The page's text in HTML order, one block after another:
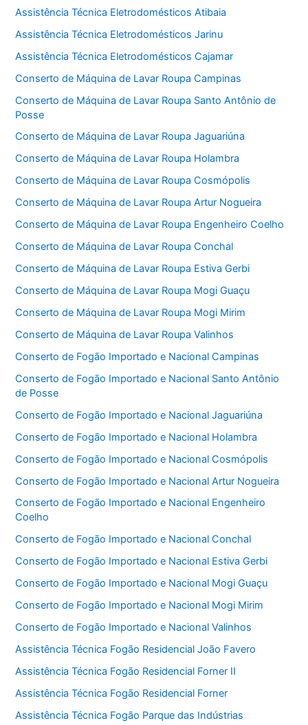
Assistência Técnica Eletrodomésticos Atibaia
Assistência Técnica Eletrodomésticos Jarinu
Assistência Técnica Eletrodomésticos Cajamar
Conserto de Máquina de Lavar Roupa Campinas
Conserto de Máquina de Lavar Roupa Santo Antônio de
Posse
Conserto de Máquina de Lavar Roupa Jaguariúna
Conserto de Máquina de Lavar Roupa Holambra
Conserto de Máquina de Lavar Roupa Cosmópolis
Conserto de Máquina de Lavar Roupa Artur Nogueira
Conserto de Máquina de Lavar Roupa Engenheiro Coelho
Conserto de Máquina de Lavar Roupa Conchal
Conserto de Máquina de Lavar Roupa Estiva Gerbi
Conserto de Máquina de Lavar Roupa Mogi Guaçu
Conserto de Máquina de Lavar Roupa Mogi Mirim
Conserto de Máquina de Lavar Roupa Valinhos
Conserto de Fogão Importado e Nacional Campinas
Conserto de Fogão Importado e Nacional Santo Antônio
de Posse
Conserto de Fogão Importado e Nacional Jaguariúna
Conserto de Fogão Importado e Nacional Holambra
Conserto de Fogão Importado e Nacional Cosmópolis
Conserto de Fogão Importado e Nacional Artur Nogueira
Conserto de Fogão Importado e Nacional Engenheiro
Coelho
Conserto de Fogão Importado e Nacional Conchal
Conserto de Fogão Importado e Nacional Estiva Gerbi
Conserto de Fogão Importado e Nacional Mogi Guaçu
Conserto de Fogão Importado e Nacional Mogi Mirim
Conserto de Fogão Importado e Nacional Valinhos
Assistência Técnica Fogão Residencial João Favero
Assistência Técnica Fogão Residencial Forner II
Assistência Técnica Fogão Residencial Forner
Assistência Técnica Fogão Parque das Indústrias